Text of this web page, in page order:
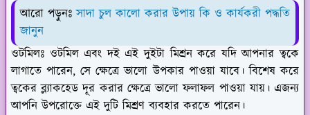
আরো পড়ুনঃসাদা চুল কালো করার উপায় কি ও কার্যকরী পদ্ধতি
জানুন
ওটমিলঃ ওটমিল এবং দই এই দুইটা মিশ্রন করে যদি আপনার ত্বকে
লাগাতে পারেন, সে ক্ষেত্রে ভালো উপকার পাওয়া যাবে। বিশেষ করে
ত্বকের ব্ল্যাকহেড দূর করার ক্ষেত্রে ভালো ফলাফল পাওয়া যায়। এজন্য
আপনি উপরোক্তে এই দুটি মিশ্রণ ব্যবহার করতে পারেন।